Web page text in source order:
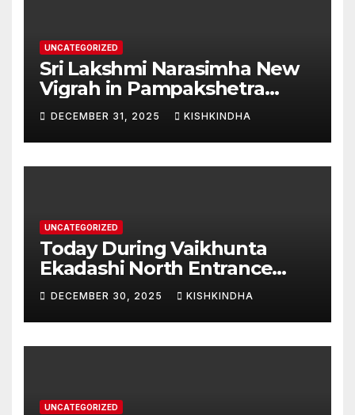
UNCATEGORIZED
Sri Lakshmi Narasimha New
Vigrah in Pampakshetra
Swarna Hampi – Upcoming
Heritage Reconstruction
DECEMBER 31, 2025 KISHKINDHA
UNCATEGORIZED
Today During Vaikhunta
Ekadashi North Entrance
Darshan at Sri Hanumad
Janmabhoomi Kishkindha
Anjanadri Kishkindha
DECEMBER 30, 2025 KISHKINDHA
UNCATEGORIZED